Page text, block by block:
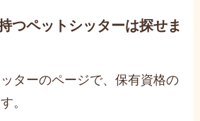
つペットシッターは探せま
ターのページで、保有資格の
。